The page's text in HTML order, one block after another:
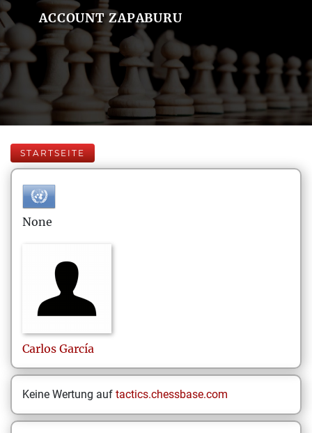
ACCOUNT ZAPABURU
STARTSEITE
None
Carlos García
Keine Wertung auf tactics.chessbase.com